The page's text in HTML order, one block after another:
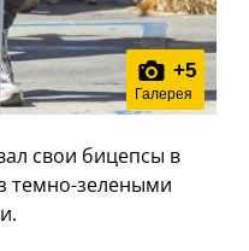
+5
Галерея
свои бицепсы в
темно-зелеными